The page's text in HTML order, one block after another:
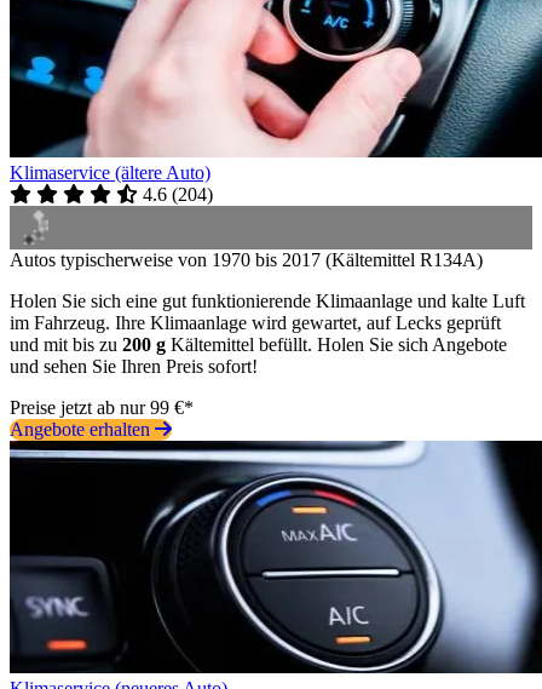
Klimaservice (ältere Auto)
4.6 (204)
Autos typischerweise von 1970 bis 2017 (Kältemittel R134A)
Holen Sie sich eine gut funktionierende Klimaanlage und kalte Luft
im Fahrzeug. Ihre Klimaanlage wird gewartet, auf Lecks geprüft
und mit bis zu 200 g Kältemittel befüllt. Holen Sie sich Angebote
und sehen Sie Ihren Preis sofort!
Preise jetzt ab nur 99 €*
Angebote erhalten